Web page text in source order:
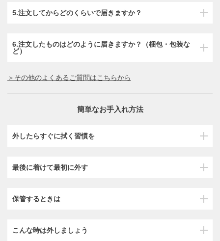
5.注文してからどのくらいで届きますか？
6.注文したものはどのように届きますか？（梱包・包装な
ど）
＞その他のよくあるご質問はこちらから
簡単なお手入れ方法
外したらすぐに拭く習慣を
最後に着けて最初に外す
保管するときは
こんな時は外しましょう